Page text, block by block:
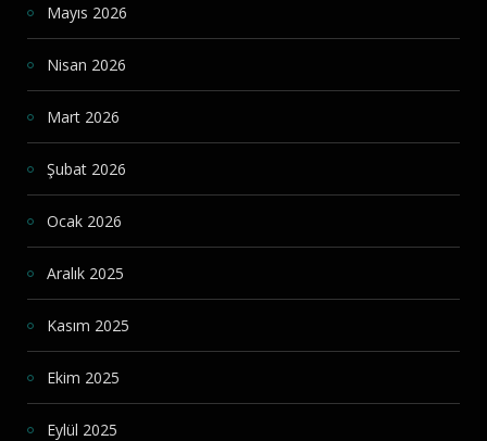
Mayıs 2026
Nisan 2026
Mart 2026
Şubat 2026
Ocak 2026
Aralık 2025
Kasım 2025
Ekim 2025
Eylül 2025